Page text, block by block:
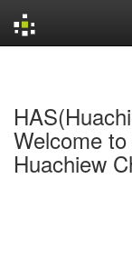
Welcome
Huachiew